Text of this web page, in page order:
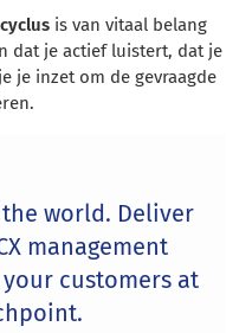
is van vitaal belang
dat je actief luistert, dat je
je inzet om de gevraagde
world. Deliver
management
customers at